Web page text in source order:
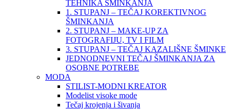
TEHNIKA ŠMINKANJA
1. STUPANJ – TEČAJ KOREKTIVNOG
ŠMINKANJA
2. STUPANJ – MAKE-UP ZA
FOTOGRAFIJU, TV I FILM
3. STUPANJ – TEČAJ KAZALIŠNE ŠMINKE
JEDNODNEVNI TEČAJ ŠMINKANJA ZA
OSOBNE POTREBE
MODA
STILIST-MODNI KREATOR
Modelist visoke mode
Tečaj krojenja i šivanja